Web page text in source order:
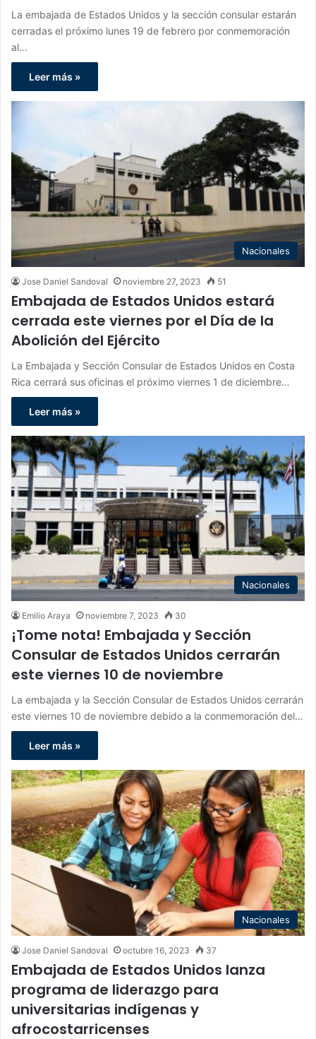
La embajada de Estados Unidos y la sección consular estarán
cerradas el próximo lunes 19 de febrero por conmemoración
al…
Leer más »
Nacionales
Jose Daniel Sandoval noviembre 27, 2023 51
Embajada de Estados Unidos estará
cerrada este viernes por el Día de la
Abolición del Ejército
La Embajada y Sección Consular de Estados Unidos en Costa
Rica cerrará sus oficinas el próximo viernes 1 de diciembre…
Leer más »
Nacionales
Emilio Araya noviembre 7, 2023 30
¡Tome nota! Embajada y Sección
Consular de Estados Unidos cerrarán
este viernes 10 de noviembre
La embajada y la Sección Consular de Estados Unidos cerrarán
este viernes 10 de noviembre debido a la conmemoración del…
Leer más »
Nacionales
Jose Daniel Sandoval octubre 16, 2023 37
Embajada de Estados Unidos lanza
programa de liderazgo para
universitarias indígenas y
afrocostarricenses